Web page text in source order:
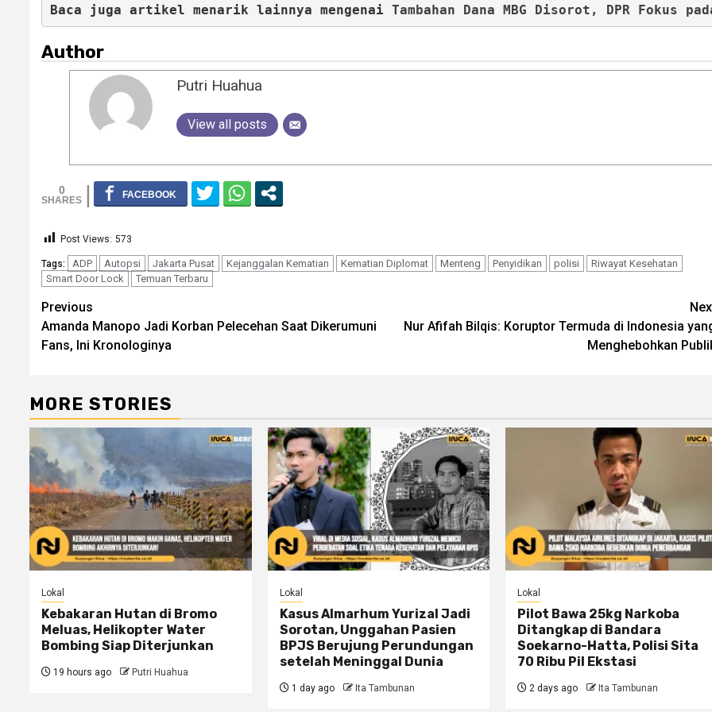
Baca juga artikel menarik lainnya mengenai Tambahan Dana MBG Disorot, DPR Fokus
Author
Putri Huahua
View all posts
0
Post Views: 573
Tags: ADP Autopsi Jakarta Pusat Kejanggalan Kematian Kematian Diplomat Menteng Penyidikan polisi
Riwayat Kesehatan
Smart Door Lock
Temuan Terbaru
Continue
Reading
Previous
Amanda Manopo Jadi Korban Pelecehan Saat Dikerumuni
Fans, Ini Kronologinya
Nur Afifah Bilqis: Koruptor Termuda di Indonesia
Menghebohkan
MORE STORIES
Lokal
Kebakaran Hutan di Bromo
Meluas, Helikopter Water
Bombing Siap Diterjunkan
19 hours ago Putri Huahua
Lokal
Kasus Almarhum Yurizal Jadi
Sorotan, Unggahan Pasien
BPJS Berujung Perundungan
setelah Meninggal Dunia
1 day ago Ita Tambunan
Lokal
Pilot Bawa 25kg Narkoba
Ditangkap di Bandara
Soekarno-Hatta, Polisi Sita
70 Ribu Pil Ekstasi
2 days ago Ita Tambunan